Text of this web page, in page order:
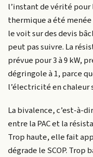
l’instant de vérité
thermique a été menée
le voit sur des devis
peut pas suivre. La
prévue pour 3 à 9 kW,
dégringole à 1, parce
l’électricité en chaleur
La bivalence, c’est-à-
entre la PAC et la
Trop haute, elle fait
dégrade le SCOP. Trop